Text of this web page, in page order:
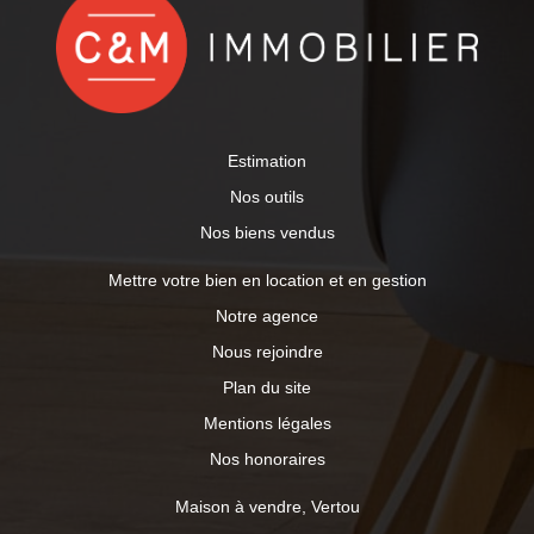
Estimation
Nos outils
Nos biens vendus
Mettre votre bien en location et en gestion
Notre agence
Nous rejoindre
Plan du site
Mentions légales
Nos honoraires
Maison à vendre, Vertou